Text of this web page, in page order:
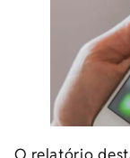
O relatório